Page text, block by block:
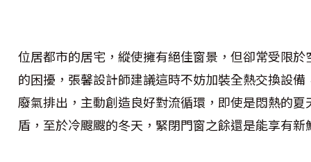
位居都市的居宅，縱使擁有絕佳窗景，但卻常受限
的困擾，張馨設計師建議這時不妨加裝全熱交換設
廢氣排出，主動創造良好對流循環，即使是悶熱的
盾，至於冷颼颼的冬天，緊閉門窗之餘還是能享有新